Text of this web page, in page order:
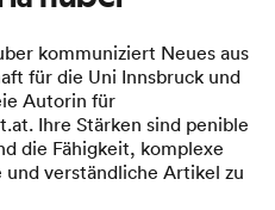
kommuniziert Neues aus
für die Uni Innsbruck und
Autorin für
Ihre Stärken sind penible
die Fähigkeit, komplexe
und verständliche Artikel zu